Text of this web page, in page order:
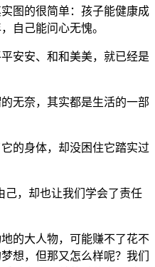
图的很简单：孩子能健康成
自己能问心无愧。
安安、和和美美，就已经是
无奈，其实都是生活的一部
的身体，却没困住它踏实过
己，却也让我们学会了责任
的大人物，可能赚不了花不
想，但那又怎么样呢？我们